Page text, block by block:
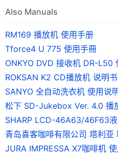
Also Manuals
RM169 播放机 使用手册
Tforce4 U 775 使用手冊
ONKYO DVD 接收机 DR-L50
ROKSAN K2 CD播放机 说明书
SANYO 全自动洗衣机 使用说
松下 SD-Jukebox Ver. 4.0 播
SHARP LCD-46A63/46F63
青岛喜客咖啡有限公司 塔利亚
JURA IMPRESSA X7咖啡机